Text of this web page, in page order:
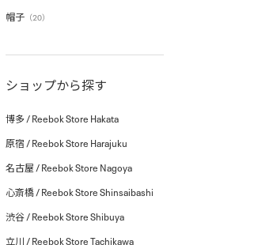
帽子 （20）
ショップから探す
博多 / Reebok Store Hakata
原宿 / Reebok Store Harajuku
名古屋 / Reebok Store Nagoya
心斎橋 / Reebok Store Shinsaibashi
渋谷 / Reebok Store Shibuya
立川 / Reebok Store Tachikawa